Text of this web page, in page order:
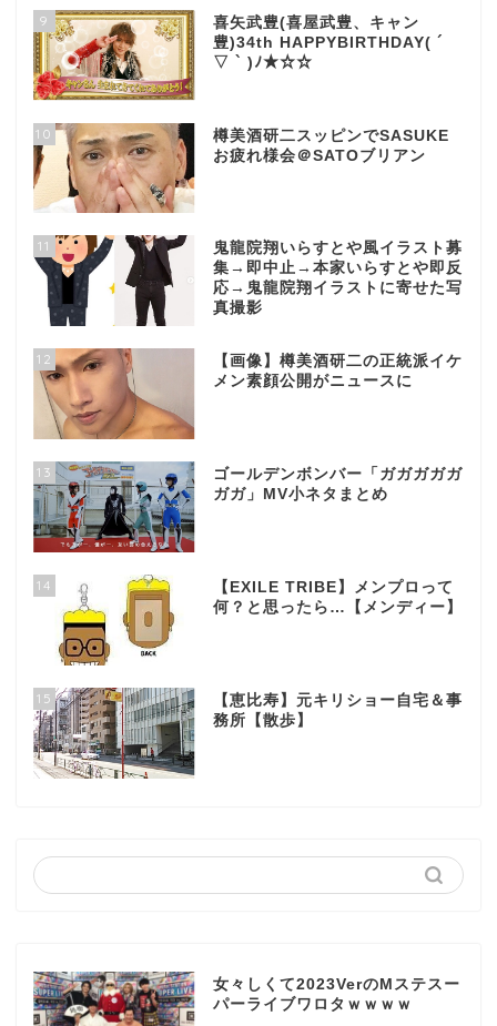
9
喜矢武豊(喜屋武豊、キャン
豊)34th HAPPYBIRTHDAY( ´
▽ ` )ﾉ★☆☆
10
樽美酒研二スッピンでSASUKE
お疲れ様会＠SATOブリアン
11
鬼龍院翔いらすとや風イラスト募
集→即中止→本家いらすとや即反
応→鬼龍院翔イラストに寄せた写
真撮影
12
【画像】樽美酒研二の正統派イケ
メン素顔公開がニュースに
13
ゴールデンボンバー「ガガガガガ
ガガ」MV小ネタまとめ
14
【EXILE TRIBE】メンプロって
何？と思ったら…【メンディー】
15
【恵比寿】元キリショー自宅＆事
務所【散歩】
女々しくて2023VerのMステスー
パーライブワロタｗｗｗｗ